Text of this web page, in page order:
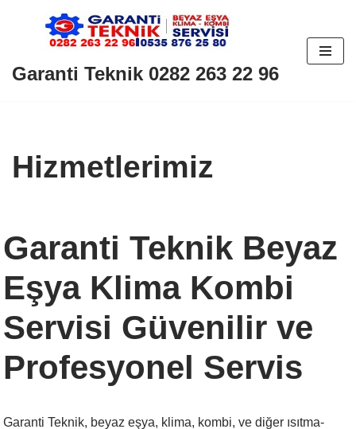
İçeriğe
geç
Garanti Teknik 0282 263 22 96
Hizmetlerimiz
Garanti Teknik Beyaz
Eşya Klima Kombi
Servisi Güvenilir ve
Profesyonel Servis
Garanti Teknik, beyaz eşya, klima, kombi, ve diğer ısıtma-